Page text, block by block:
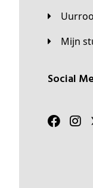
Mijn
Social